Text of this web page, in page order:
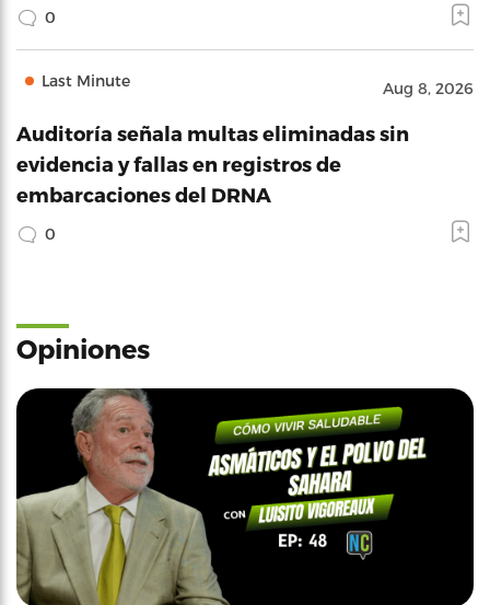
0
Last Minute Aug 8, 2026
Auditoría señala multas eliminadas sin
evidencia y fallas en registros de
embarcaciones del DRNA
0
Opiniones